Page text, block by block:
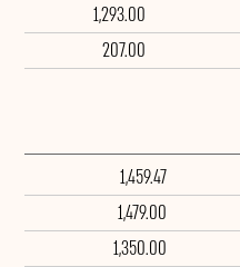
1,293.00
207.00
1,459.47
1,479.00
1,350.00